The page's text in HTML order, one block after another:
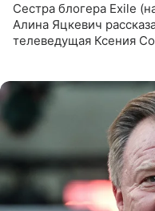
Сестра блогера Exile
Алина Яцкевич
телеведущая Ксения